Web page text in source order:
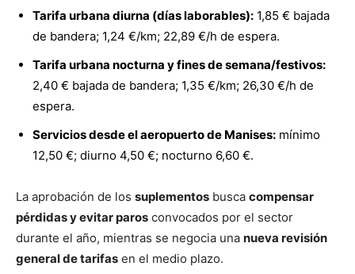
Tarifa urbana diurna (días laborables): 1,85 € bajada
de bandera; 1,24 €/km; 22,89 €/h de espera.
Tarifa urbana nocturna y fines de semana/festivos:
2,40 € bajada de bandera; 1,35 €/km; 26,30 €/h de
espera.
Servicios desde el aeropuerto de Manises: mínimo
12,50 €; diurno 4,50 €; nocturno 6,60 €.
La aprobación de los suplementos busca compensar
pérdidas y evitar paros convocados por el sector
durante el año, mientras se negocia una nueva revisión
general de tarifas en el medio plazo.